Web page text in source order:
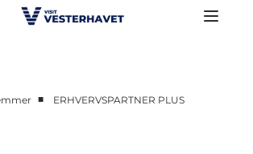
■ ERHVERVSPARTNER PLUS